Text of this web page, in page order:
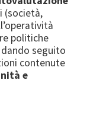
(società,
politiche
seguito
contenute
e